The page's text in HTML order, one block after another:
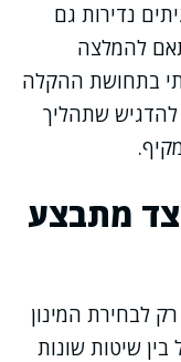
נדירות גם
להמלצה
בתחושת ההקלה
שתהליך
מתבצע
לבחירת המינון
שיטות שונות